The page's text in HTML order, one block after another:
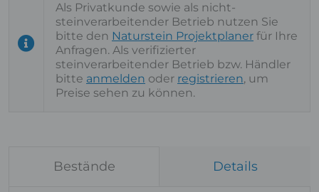
Als Privatkunde sowie als nicht-
steinverarbeitender Betrieb nutzen Sie
bitte den Naturstein Projektplaner für Ihre
Anfragen. Als verifizierter
steinverarbeitender Betrieb bzw. Händler
bitte anmelden oder registrieren, um
Preise sehen zu können.
Bestände Details